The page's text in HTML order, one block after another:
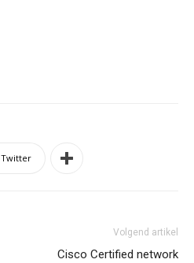
Twitter
Volgend artikel
Cisco Certified network